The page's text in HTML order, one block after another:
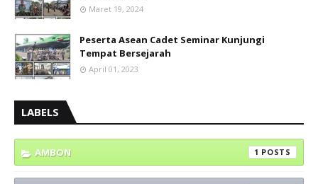
Maret 19, 2024
Peserta Asean Cadet Seminar Kunjungi
Tempat Bersejarah
April 01, 2023
LABELS
AMBON 1